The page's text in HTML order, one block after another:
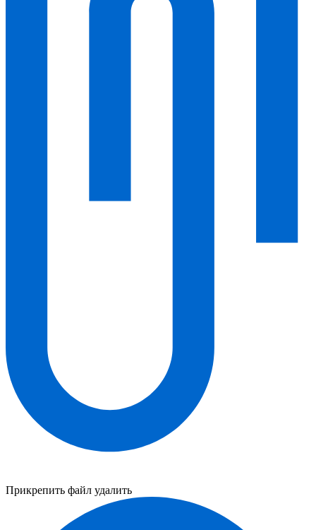
Прикрепить файл удалить